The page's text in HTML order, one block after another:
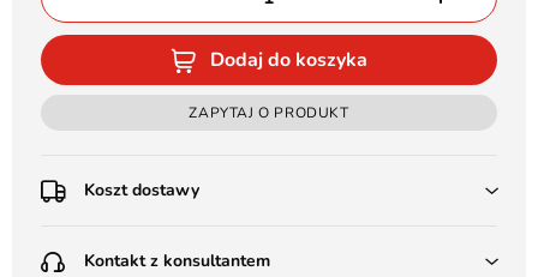
Dodaj do koszyka
ZAPYTAJ O PRODUKT
Koszt dostawy
Poczta Polska Kurier 48H - 11 zł
Kontakt z konsultantem